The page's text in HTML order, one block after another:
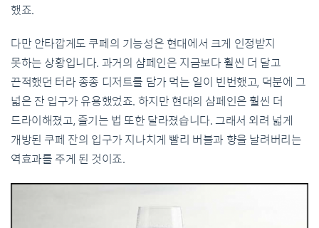
했죠.
다만 안타깝게도 쿠페의 기능성은 현대에서 크게 인정받지
못하는 상황입니다. 과거의 샴페인은 지금보다 훨씬 더 달고
끈적했던 터라 종종 디저트를 담가 먹는 일이 빈번했고, 덕분에 그
넓은 잔 입구가 유용했었죠. 하지만 현대의 샴페인은 훨씬 더
드라이해졌고, 즐기는 법 또한 달라졌습니다. 그래서 외려 넓게
개방된 쿠페 잔의 입구가 지나치게 빨리 버블과 향을 날려버리는
역효과를 주게 된 것이죠.